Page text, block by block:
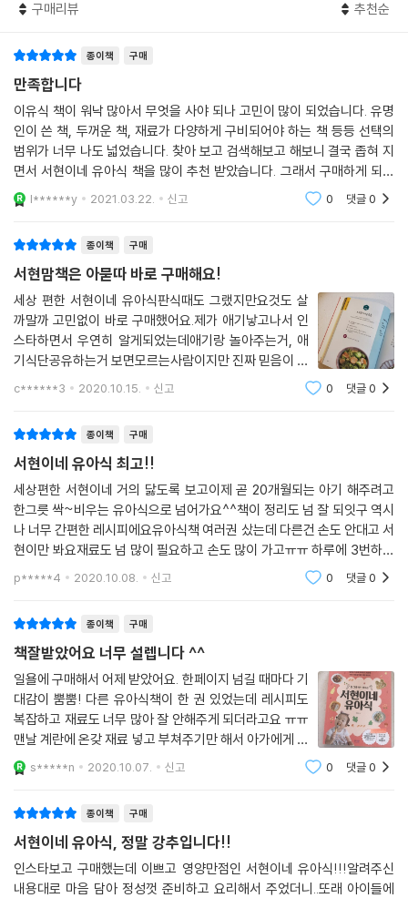
구매리뷰 추천순
종이책 구매
만족합니다
이유식 책이 워낙 많아서 무엇을 사야 되나 고민이 많이 되었습니다. 유명
인이 쓴 책, 두꺼운 책, 재료가 다양하게 구비되어야 하는 책 등등 선택의
범위가 너무 나도 넓었습니다. 찾아 보고 검색해보고 해보니 결국 좁혀 지
면서 서현이네 유아식 책을 많이 추천 받았습니다. 그래서 구매하게 되었
습니다. 내용이 매우 알차고 쉽게 따라할 수 있어서 만족합니다. 다른 서현
이네 책도 구매
l******y 2021.03.22. 신고 0 댓글0
종이책 구매
서현맘책은 아묻따 바로 구매해요!
세상 편한 서현이네 유아식판식때도 그랬지만요것도 살
까말까 고민없이 바로 구매했어요.제가 애기낳고나서 인
스타하면서 우연히 알게되었는데애기랑 놀아주는거, 애
기식단공유하는거 보면모르는사람이지만 진짜 믿음이 가
더라구요ㅋㅋㅋ서현맘처럼 데코를 예쁘게 하진 못하지만
c******3 2020.10.15. 신고 0 댓글0
종이책 구매
서현이네 유아식 최고!!
세상편한 서현이네 거의 닳도록 보고이제 곧 20개월되는 아기 해주려고
한그릇 싹~비우는 유아식으로 넘어가요^^책이 정리도 넘 잘 되잇구 역시
나 너무 간편한 레시피에요유아식책 여러권 샀는데 다른건 손도 안대고 서
현이만 봐요재료도 넘 많이 필요하고 손도 많이 가고ㅠㅠ 하루에 3번하는
유아식 너무 어렵고 복잡하면 안하게 되더라구요ㅠㅠ하지만 서현이네 유
아식은 재료도 간단 과
p*****4 2020.10.08. 신고 0 댓글0
종이책 구매
책잘받았어요 너무 설렙니다 ^^
일욜에 구매해서 어제 받았어요. 한페이지 넘길 때마다 기
대감이 뿜뿜! 다른 유아식책이 한 권 있었는데 레시피도
복잡하고 재료도 너무 많아 잘 안해주게 되더라고요 ㅠㅠ
맨날 계란에 온갖 재료 넣고 부쳐주기만 해서 아가에게 미
안했는데. 서현맘 보면서 넘 반성하게 되고 다시 열심히
해줘야겠다는 용기가 생겼어요. 저희 아가도 2키로 초반
s*****n 2020.10.07. 신고 0 댓글0
종이책 구매
서현이네 유아식, 정말 강추입니다!!
인스타보고 구매했는데 이쁘고 영양만점인 서현이네 유아식!!!알려주신
내용대로 마음 담아 정성껏 준비하고 요리해서 주었더니..또래 아이들에